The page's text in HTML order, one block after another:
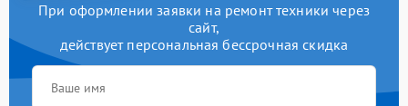
При оформлении заявки на ремонт техники через
сайт,
действует персональная бессрочная скидка